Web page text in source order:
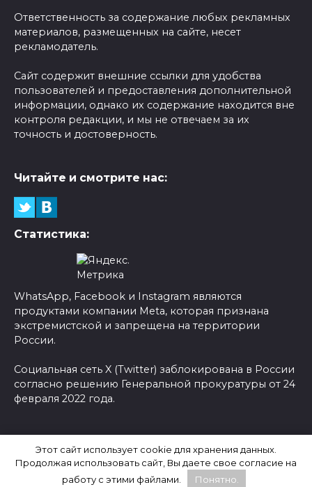
Ответственность за содержание любых рекламных
материалов, размещенных на сайте, несет
рекламодатель.
Сайт содержит внешние ссылки для удобства
пользователей и предоставления дополнительной
информации, однако их содержание находится вне
контроля редакции, и мы не отвечаем за их
точность и достоверность.
Читайте и смотрите нас:
Статистика:
WhatsApp, Facebook и Instagram являются
продуктами компании Meta, которая признана
экстремистской и запрещена на территории
России.
Социальная сеть X (Twitter) заблокирована в России
согласно решению Генеральной прокуратуры от 24
февраля 2022 года.
Последние новости России
Этот сайт использует cookie для хранения данных.
Продолжая использовать сайт, Вы даете свое согласие на
работу с этими файлами.
Понятно.